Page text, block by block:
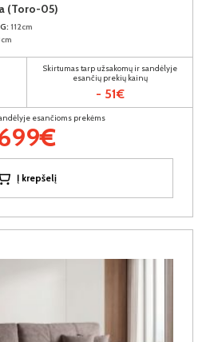
(Toro-05)
G: 112cm
Skirtumas tarp užsakomų ir sandėlyje
esančių prekių kainų
- 51€
esančioms prekėms
Į krepšelį